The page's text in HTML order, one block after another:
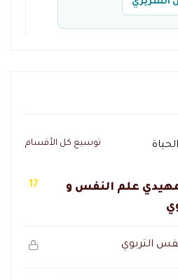
توسيع كل الأقسام
علم النفس و
17
التربوي